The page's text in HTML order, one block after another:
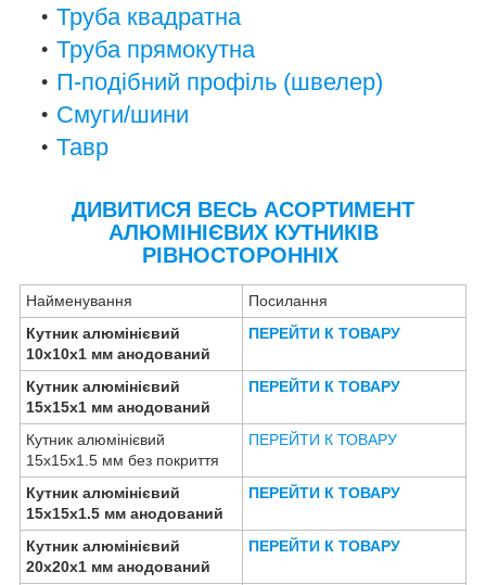
Труба квадратна
Труба прямокутна
П-подібний профіль (швелер)
Смуги/шини
Тавр
ДИВИТИСЯ ВЕСЬ АСОРТИМЕНТ
АЛЮМІНІЄВИХ КУТНИКІВ
РІВНОСТОРОННІХ
Найменування
Посилання
Кутник алюмінієвий
10х10х1 мм анодований
ПЕРЕЙТИ К ТОВАРУ
Кутник алюмінієвий
15х15х1 мм анодований
ПЕРЕЙТИ К ТОВАРУ
Кутник алюмінієвий
15х15х1.5 мм без покриття
ПЕРЕЙТИ К ТОВАРУ
Кутник алюмінієвий
15х15х1.5 мм анодований
ПЕРЕЙТИ К ТОВАРУ
Кутник алюмінієвий
20х20х1 мм анодований
ПЕРЕЙТИ К ТОВАРУ